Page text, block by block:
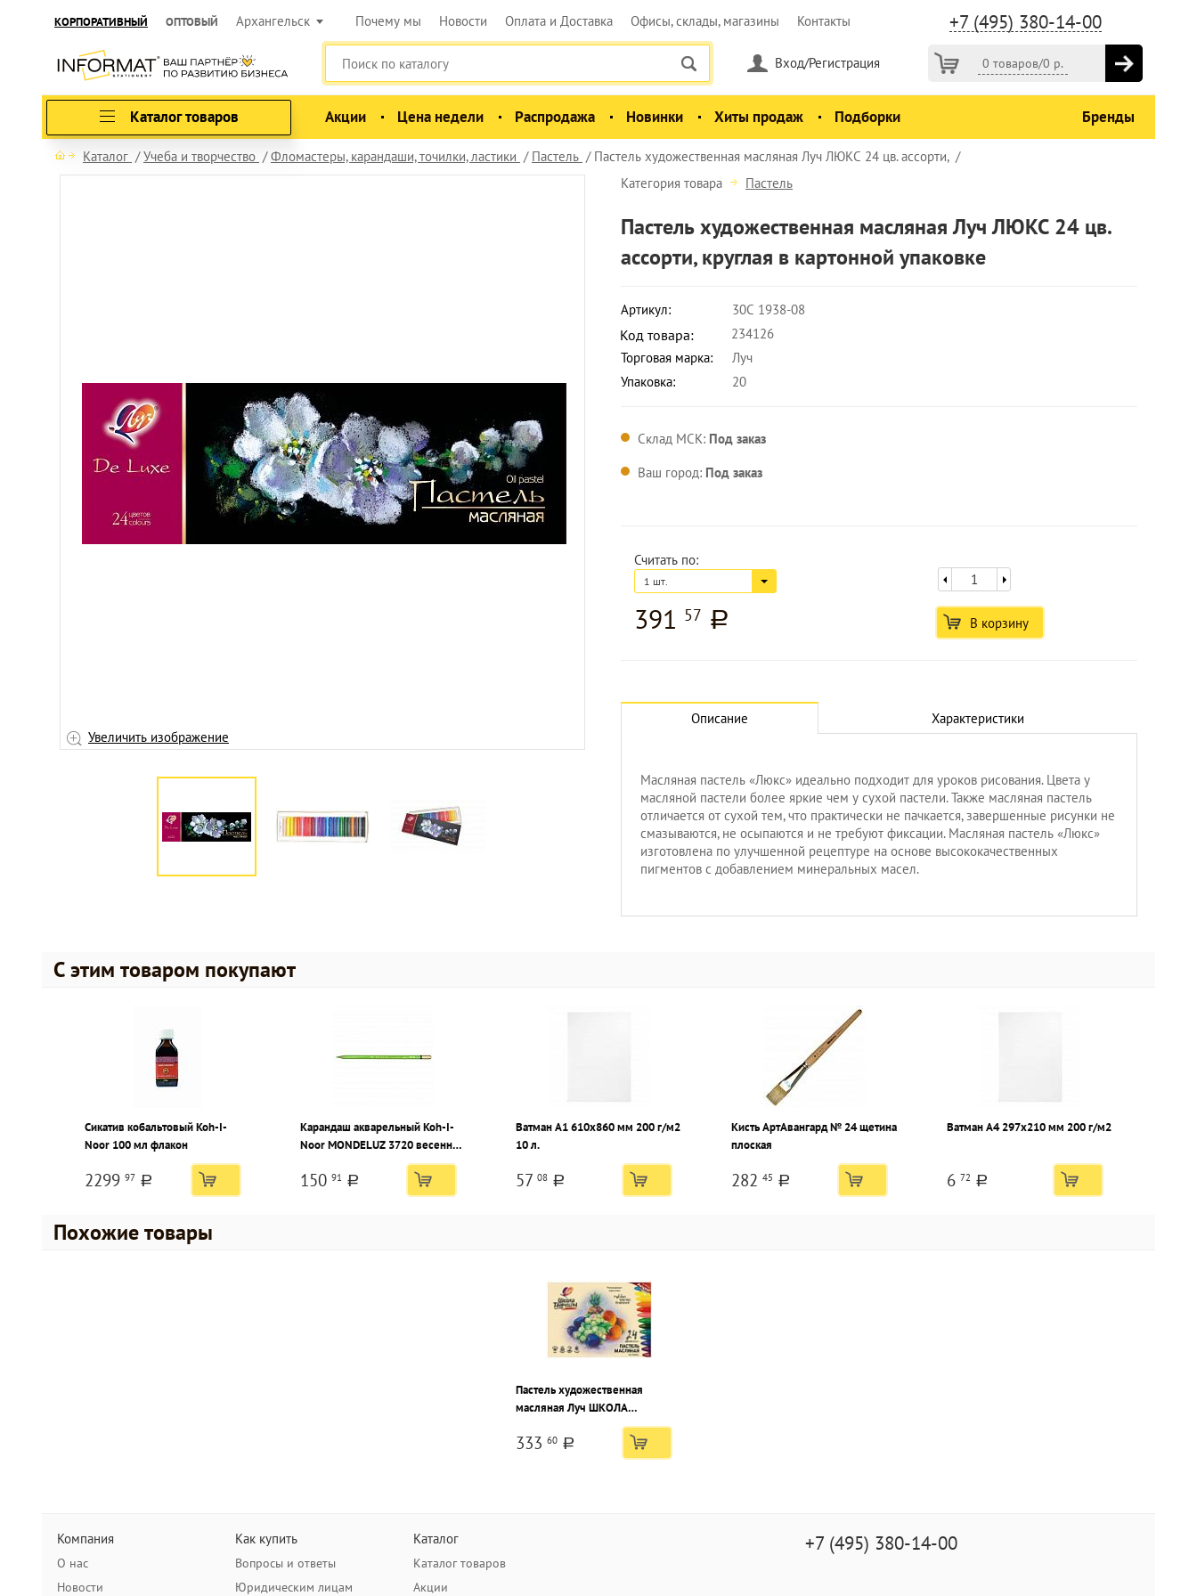
КОРПОРАТИВНЫЙ ОПТОВЫЙ Архангельск +7 (495) 380-14-00
Почему мы Новости Оплата и Доставка Офисы, склады, магазины Контакты
0 товаров/0 р.
Вход/Регистрация
Каталог товаров Акции Цена недели Распродажа Новинки Хиты продаж Подборки Бренды
Каталог Учеба и творчество Фломастеры, карандаши, точилки, ластики Пастель Пастель художественная масляная Луч ЛЮКС 24 цв. ассорти,
Увеличить изображение
Категория товара Пастель
Пастель художественная масляная Луч ЛЮКС 24 цв.
ассорти, круглая в картонной упаковке
Артикул: 30С 1938-08
Код товара:
234126
Торговая марка:
Луч
Упаковка:
20
Склад МСК: Под заказ
Ваш город: Под заказ
Считать по:
1 шт.
391 57 a В корзину
Описание Характеристики
Масляная пастель «Люкс» идеально подходит для уроков рисования. Цвета у
масляной пастели более яркие чем у сухой пастели. Также масляная пастель
отличается от сухой тем, что практически не пачкается, завершенные рисунки не
смазываются, не осыпаются и не требуют фиксации. Масляная пастель «Люкс»
изготовлена по улучшенной рецептуре на основе высококачественных
пигментов с добавлением минеральных масел.
С этим товаром покупают
Сикатив кобальтовый Koh-I-
Noor 100 мл флакон
2299 97 a
Карандаш акварельный Koh-I-
Noor MONDELUZ 3720 весенний
зеленый 1 шт картонная
упаковка
150 91 a
Ватман А1 610х860 мм 200 г/м2
10 л.
57 08 a
Кисть АртАвангард № 24 щетина
плоская
282 45 a
Ватман А4 297х210 мм 200 г/м2
6 72 a
Похожие товары
Пастель художественная
масляная Луч ШКОЛА
ТВОРЧЕСТВА 24 цв. ассорти,
треугольная в картонной
333 60 a
Компания
О нас
Новости
Как купить
Вопросы и ответы
Юридическим лицам
Каталог
Каталог товаров
Акции
+7 (495) 380-14-00